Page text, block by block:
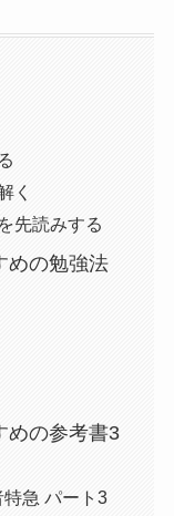
く
先読みする
めの勉強法
めの参考書3
急 パート3